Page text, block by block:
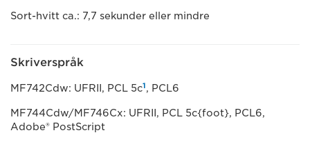
Sort-hvitt ca.: 7,7 sekunder eller mindre
Skriverspråk
MF742Cdw: UFRII, PCL 5c1, PCL6
MF744Cdw/MF746Cx: UFRII, PCL 5c{foot}, PCL6,
Adobe® PostScript